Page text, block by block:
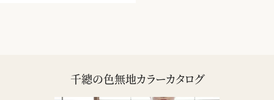
千總の色無地カラーカタログ